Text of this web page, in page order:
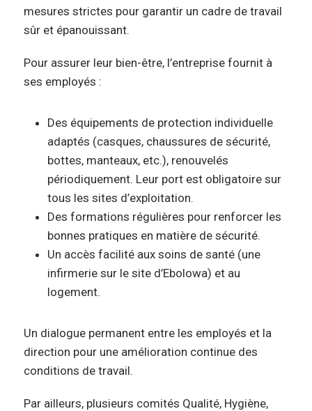
mesures strictes pour garantir un cadre de travail
sûr et épanouissant.
Pour assurer leur bien-être, l’entreprise fournit à
ses employés :
Des équipements de protection individuelle
adaptés (casques, chaussures de sécurité,
bottes, manteaux, etc.), renouvelés
périodiquement. Leur port est obligatoire sur
tous les sites d’exploitation.
Des formations régulières pour renforcer les
bonnes pratiques en matière de sécurité.
Un accès facilité aux soins de santé (une
infirmerie sur le site d’Ebolowa) et au
logement.
Un dialogue permanent entre les employés et la
direction pour une amélioration continue des
conditions de travail.
Par ailleurs, plusieurs comités Qualité, Hygiène,